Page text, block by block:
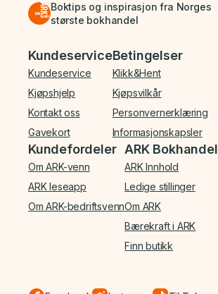
Boktips og inspirasjon fra Norges
største bokhandel
Bunnmeny
Kundeservice
Kundeservice
Kjøpshjelp
Kontakt oss
Gavekort
Betingelser
Klikk&Hent
Kjøpsvilkår
Personvernerklæring
Informasjonskapsler
Kundefordeler
Om ARK-venn
ARK leseapp
Om ARK-bedriftsvenn
ARK Bokhandel
ARK Innhold
Ledige stillinger
Om ARK
Bærekraft i ARK
Finn butikk